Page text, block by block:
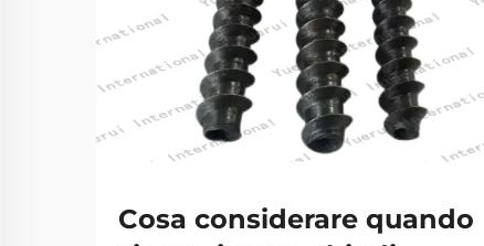
Cosa considerare quando